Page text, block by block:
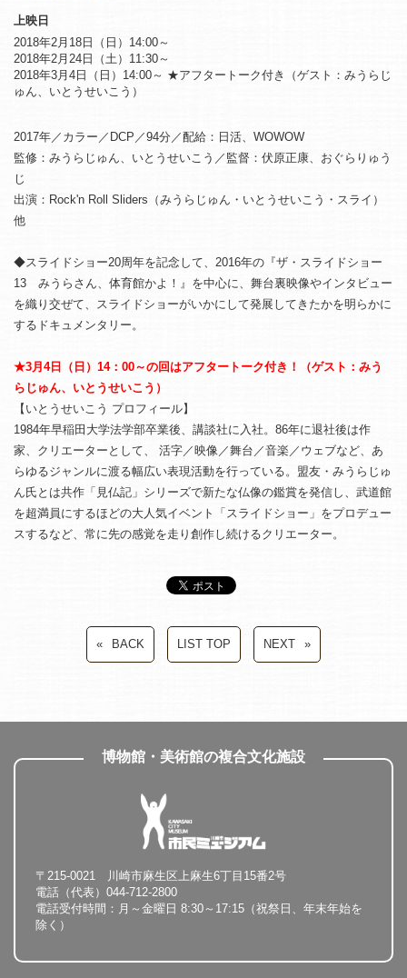
上映日
2018年2月18日（日）14:00～
2018年2月24日（土）11:30～
2018年3月4日（日）14:00～ ★アフタートーク付き（ゲスト：みうらじ
ゅん、いとうせいこう）
2017年／カラー／DCP／94分／配給：日活、WOWOW
監修：みうらじゅん、いとうせいこう／監督：伏原正康、おぐらりゅう
じ
出演：Rock'n Roll Sliders（みうらじゅん・いとうせいこう・スライ）
他
◆スライドショー20周年を記念して、2016年の『ザ・スライドショー
13 みうらさん、体育館かよ！』を中心に、舞台裏映像やインタビュー
を織り交ぜて、スライドショーがいかにして発展してきたかを明らかに
するドキュメンタリー。
★3月4日（日）14：00～の回はアフタートーク付き！（ゲスト：みう
らじゅん、いとうせいこう）
【いとうせいこう プロフィール】
1984年早稲田大学法学部卒業後、講談社に入社。86年に退社後は作
家、クリエーターとして、 活字／映像／舞台／音楽／ウェブなど、あ
らゆるジャンルに渡る幅広い表現活動を行っている。盟友・みうらじゅ
ん氏とは共作「見仏記」シリーズで新たな仏像の鑑賞を発信し、武道館
を超満員にするほどの大人気イベント「スライドショー」をプロデュー
スするなど、常に先の感覚を走り創作し続けるクリエーター。
BACK LIST TOP NEXT
博物館・美術館の複合文化施設
〒215-0021 川崎市麻生区上麻生6丁目15番2号
電話（代表）044-712-2800
電話受付時間：月～金曜日 8:30～17:15（祝祭日、年末年始を
除く）